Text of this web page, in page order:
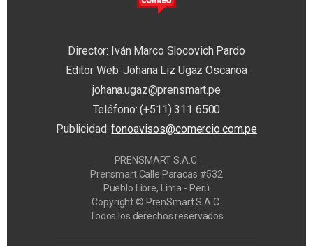
Director: Iván Marco Slocovich Pardo
Editor Web: Johana Liz Ugaz Oscanoa
johana.ugaz@prensmart.pe
Teléfono: (+511) 311 6500
Publicidad:fonoavisos@comercio.com.pe
PRENSMART S.A.C.
Prensmart Calle Paracas #532
Pueblo Libre, Lima - Perú
Copyright © PrenSmart S.A.C.
Todos los derechos reservados